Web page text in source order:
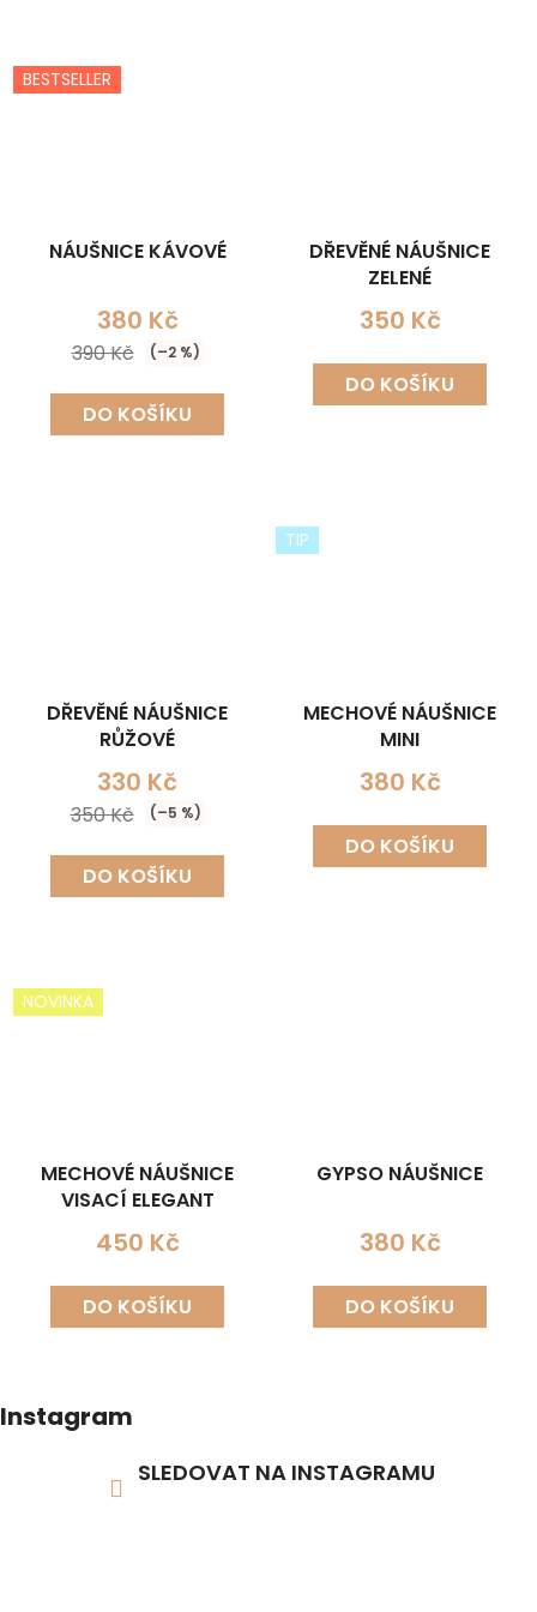
BESTSELLER
NÁUŠNICE KÁVOVÉ
380 Kč
390 Kč (–2 %)
DO KOŠÍKU
DŘEVĚNÉ NÁUŠNICE
ZELENÉ
350 Kč
DO KOŠÍKU
DŘEVĚNÉ NÁUŠNICE
RŮŽOVÉ
330 Kč
350 Kč (–5 %)
DO KOŠÍKU
TIP
MECHOVÉ NÁUŠNICE
MINI
380 Kč
DO KOŠÍKU
NOVINKA
MECHOVÉ NÁUŠNICE
VISACÍ ELEGANT
450 Kč
DO KOŠÍKU
GYPSO NÁUŠNICE
380 Kč
DO KOŠÍKU
Instagram
SLEDOVAT NA INSTAGRAMU